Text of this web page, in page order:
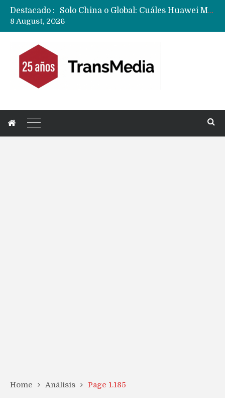
Destacado :
Data Centers de Huawei en Chile, México, Brasil,Perú y Argentina podrían verse afectados por arremetida de EE.UU
8 August, 2026
Home Análisis Page 1.185